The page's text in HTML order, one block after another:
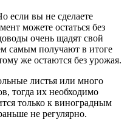
если вы не сделаете
можете остаться без
очень щадят свой
самым получают в итоге
же остаются без урожая.
листья или много
тогда их необходимо
только к виноградным
не регулярно.